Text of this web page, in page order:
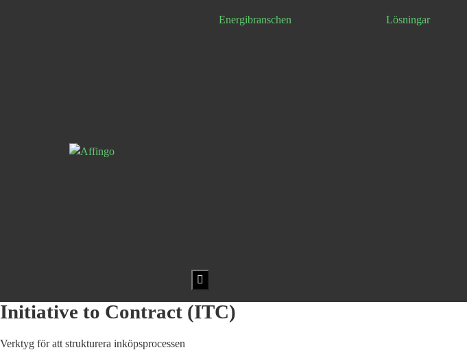
Energibranschen Lösningar
Hamburger
Menu
Initiative to Contract (ITC)
Verktyg för att strukturera inköpsprocessen